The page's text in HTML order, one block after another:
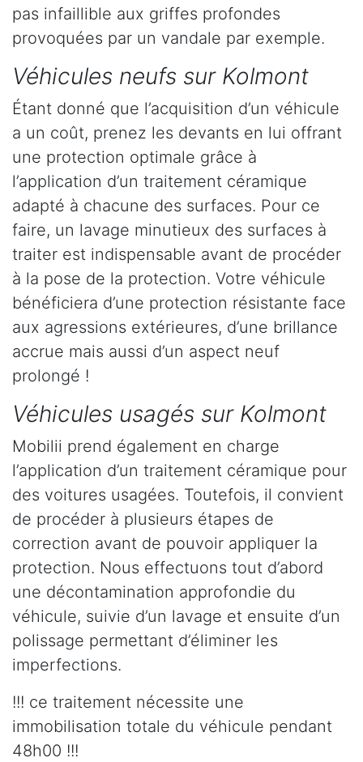
pas infaillible aux griffes profondes
provoquées par un vandale par exemple.
Véhicules neufs sur Kolmont
Étant donné que l’acquisition d’un véhicule
a un coût, prenez les devants en lui offrant
une protection optimale grâce à
l’application d’un traitement céramique
adapté à chacune des surfaces. Pour ce
faire, un lavage minutieux des surfaces à
traiter est indispensable avant de procéder
à la pose de la protection. Votre véhicule
bénéficiera d’une protection résistante face
aux agressions extérieures, d’une brillance
accrue mais aussi d’un aspect neuf
prolongé !
Véhicules usagés sur Kolmont
Mobilii prend également en charge
l’application d’un traitement céramique pour
des voitures usagées. Toutefois, il convient
de procéder à plusieurs étapes de
correction avant de pouvoir appliquer la
protection. Nous effectuons tout d’abord
une décontamination approfondie du
véhicule, suivie d’un lavage et ensuite d’un
polissage permettant d’éliminer les
imperfections.
!!! ce traitement nécessite une
immobilisation totale du véhicule pendant
48h00 !!!